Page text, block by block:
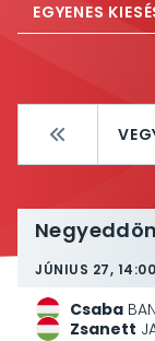
EGYENES
JÚNIUS 27, 14:00
Csaba
Zsanett